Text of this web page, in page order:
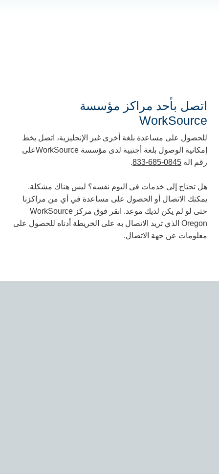
اتصل بأحد مراكز مؤسسة
WorkSource
للحصول على مساعدة بلغة أخرى غير الإنجليزية، اتصل بخط
إمكانية الوصول بلغة أجنبية لدى مؤسسة WorkSourceعلى
رقم اله 833-685-0845
.
هل تحتاج إلى خدمات في اليوم نفسه؟ ليس هناك مشكلة.
يمكنك الاتصال أو الحصول على مساعدة في أي من مراكزنا
حتى لو لم يكن لديك موعد. انقر فوق مركز WorkSource
Oregon الذي تريد الاتصال به على الخريطة أدناه للحصول على
معلومات عن جهة الاتصال.